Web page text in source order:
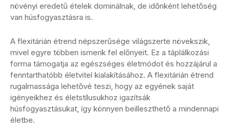
növényi eredetű ételek dominálnak, de időnként lehetőség
van húsfogyasztásra is.
A flexitárián étrend népszerűsége világszerte növekszik,
mivel egyre többen ismerik fel előnyeit. Ez a táplálkozási
forma támogatja az egészséges életmódot és hozzájárul a
fenntarthatóbb életvitel kialakításához. A flexitárián étrend
rugalmassága lehetővé teszi, hogy az egyének saját
igényeikhez és életstílusukhoz igazítsák
húsfogyasztásukat, így könnyen beilleszthető a mindennapi
életbe.